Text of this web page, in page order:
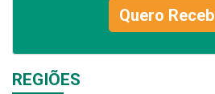
Quero
REGIÕES